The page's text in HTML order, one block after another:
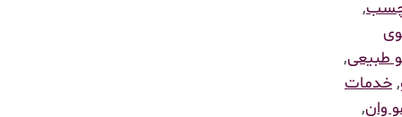
چسب,
طبیعی,
, خدمات
وان,